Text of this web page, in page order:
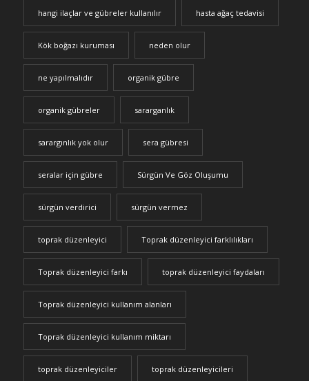
hangi ilaçlar ve gübreler kullanılır hasta ağaç tedavisi
Kök boğazı kuruması neden olur
ne yapılmalıdır organik gübre
organik gübreler sararganlık
sarargınlık yok olur sera gübresi
seralar için gübre Sürgün Ve Göz Oluşumu
sürgün verdirici sürgün vermez
toprak düzenleyici Toprak düzenleyici farklılıkları
Toprak düzenleyici farkı toprak düzenleyici faydaları
Toprak düzenleyici kullanım alanları
Toprak düzenleyici kullanım miktarı
toprak düzenleyiciler toprak düzenleyicileri